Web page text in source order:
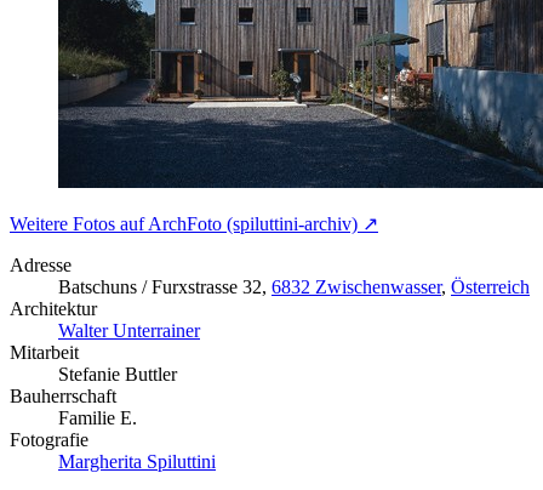
Weitere Fotos auf ArchFoto (spiluttini-archiv) ↗
Adresse
Batschuns / Furxstrasse 32, 6832 Zwischenwasser, Österreich
Architektur
Walter Unterrainer
Mitarbeit
Stefanie Buttler
Bauherrschaft
Familie E.
Fotografie
Margherita Spiluttini